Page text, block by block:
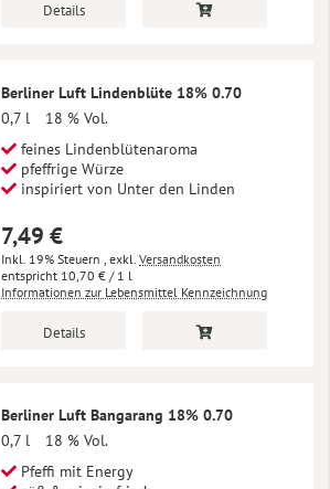
Details
Berliner Luft Lindenblüte 18% 0.70
0,7 l
18 % Vol.
feines Lindenblütenaroma
pfeffrige Würze
inspiriert von Unter den Linden
7,49 €
Inkl. 19% Steuern , exkl. Versandkosten
10,70 € / 1 l
Informationen zur Lebensmittel Kennzeichnung
Details
Berliner Luft Bangarang 18% 0.70
0,7 l
18 % Vol.
Pfeffi mit Energy